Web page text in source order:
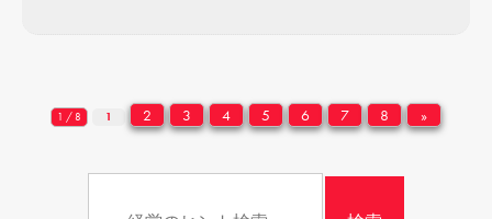
1 / 8 1 2 3 4 5 6 7 8 »